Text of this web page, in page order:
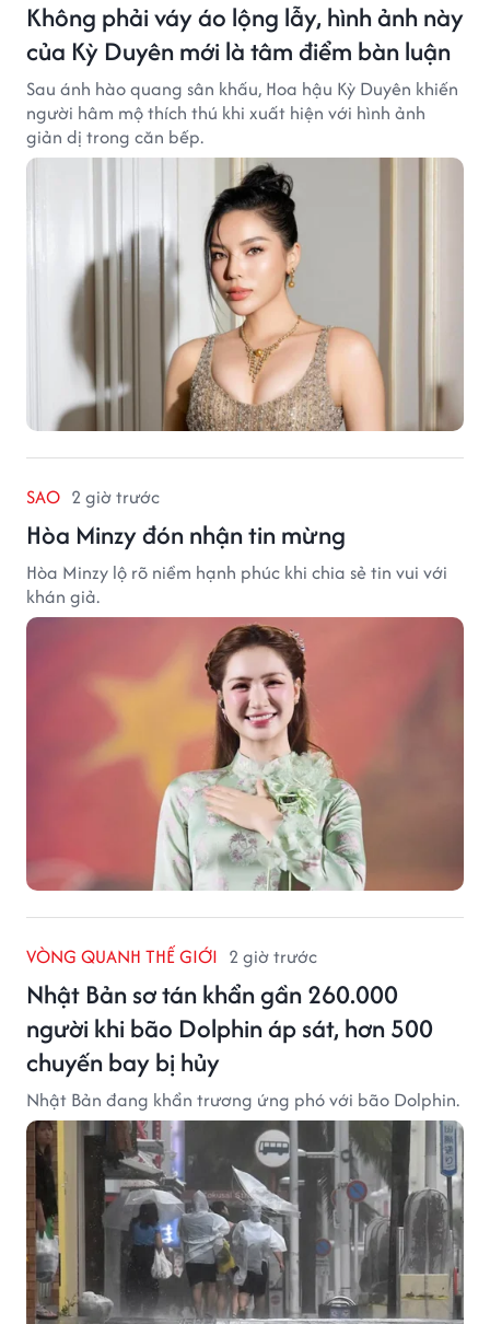
Không phải váy áo lộng lẫy, hình ảnh này
của Kỳ Duyên mới là tâm điểm bàn luận
Sau ánh hào quang sân khấu, Hoa hậu Kỳ Duyên khiến
người hâm mộ thích thú khi xuất hiện với hình ảnh
giản dị trong căn bếp.
SAO 2 giờ trước
Hòa Minzy đón nhận tin mừng
Hòa Minzy lộ rõ niềm hạnh phúc khi chia sẻ tin vui với
khán giả.
VÒNG QUANH THẾ GIỚI 2 giờ trước
Nhật Bản sơ tán khẩn gần 260.000
người khi bão Dolphin áp sát, hơn 500
chuyến bay bị hủy
Nhật Bản đang khẩn trương ứng phó với bão Dolphin.